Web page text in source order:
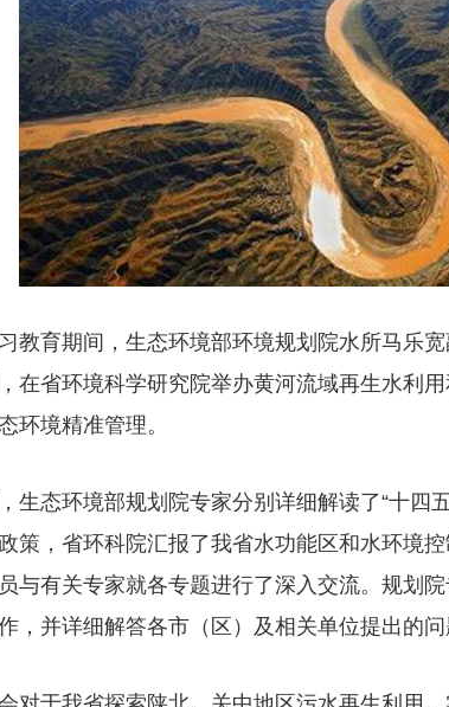
教育期间，生态环境部环境规划院水所马乐
在省环境科学研究院举办黄河流域再生水利
环境精准管理。
生态环境部规划院专家分别详细解读了“十四
策，省环科院汇报了我省水功能区和水环境
与有关专家就各专题进行了深入交流。规划
，并详细解答各市（区）及相关单位提出的问